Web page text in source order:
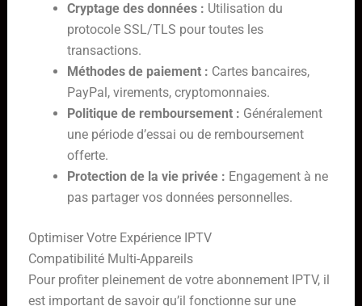
Cryptage des données : Utilisation du
protocole SSL/TLS pour toutes les
transactions.
Méthodes de paiement : Cartes bancaires,
PayPal, virements, cryptomonnaies.
Politique de remboursement : Généralement
une période d’essai ou de remboursement
offerte.
Protection de la vie privée : Engagement à ne
pas partager vos données personnelles.
Optimiser Votre Expérience IPTV
Compatibilité Multi-Appareils
Pour profiter pleinement de votre abonnement IPTV, il
est important de savoir qu’il fonctionne sur une